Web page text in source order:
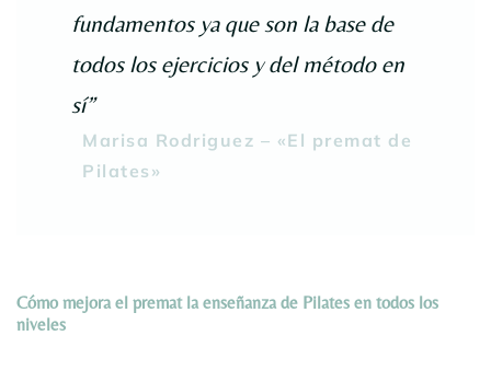
fundamentos ya que son la base de
todos los ejercicios y del método en
sí”
Marisa Rodriguez – «El premat de
Pilates»
Cómo mejora el premat la enseñanza de Pilates en todos los
niveles